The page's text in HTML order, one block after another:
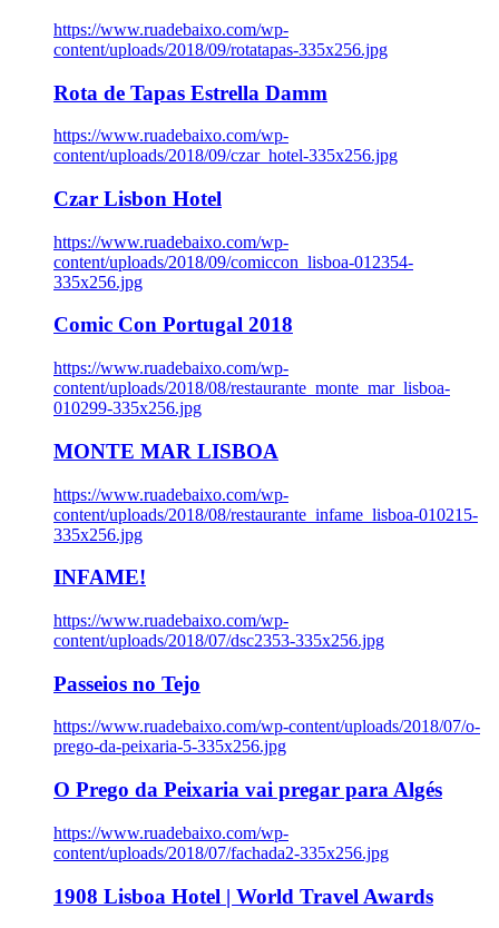
https://www.ruadebaixo.com/wp-
content/uploads/2018/09/rotatapas-335x256.jpg
Rota de Tapas Estrella Damm
https://www.ruadebaixo.com/wp-
content/uploads/2018/09/czar_hotel-335x256.jpg
Czar Lisbon Hotel
https://www.ruadebaixo.com/wp-
content/uploads/2018/09/comiccon_lisboa-012354-
335x256.jpg
Comic Con Portugal 2018
https://www.ruadebaixo.com/wp-
content/uploads/2018/08/restaurante_monte_mar_lisboa-
010299-335x256.jpg
MONTE MAR LISBOA
https://www.ruadebaixo.com/wp-
content/uploads/2018/08/restaurante_infame_lisboa-010215-
335x256.jpg
INFAME!
https://www.ruadebaixo.com/wp-
content/uploads/2018/07/dsc2353-335x256.jpg
Passeios no Tejo
https://www.ruadebaixo.com/wp-content/uploads/2018/07/o-
prego-da-peixaria-5-335x256.jpg
O Prego da Peixaria vai pregar para Algés
https://www.ruadebaixo.com/wp-
content/uploads/2018/07/fachada2-335x256.jpg
1908 Lisboa Hotel | World Travel Awards